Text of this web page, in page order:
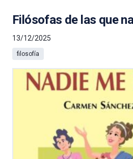
Filósofas de las que
13/12/2025
filosofía